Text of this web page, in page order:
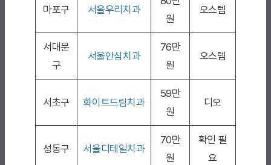
마포구 서울우리치과
원
오스템
서대문
구
서울안심치과
76만
원
오스템
서초구 화이트드림치과
59만
원
디오
성동구 서울디테일치과
70만
원
확인 필
요